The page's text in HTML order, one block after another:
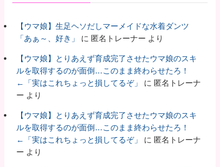
【ウマ娘】生足ヘソだしマーメイドな水着ダンツ
「あぁ～、好き」
に 匿名トレーナー より
【ウマ娘】とりあえず育成完了させたウマ娘のスキ
ルを取得するのが面倒…このまま終わらせたろ！
←「実はこれちょっと損してるぞ」
に 匿名トレーナ
ー より
【ウマ娘】とりあえず育成完了させたウマ娘のスキ
ルを取得するのが面倒…このまま終わらせたろ！
←「実はこれちょっと損してるぞ」
に 匿名トレーナ
ー より